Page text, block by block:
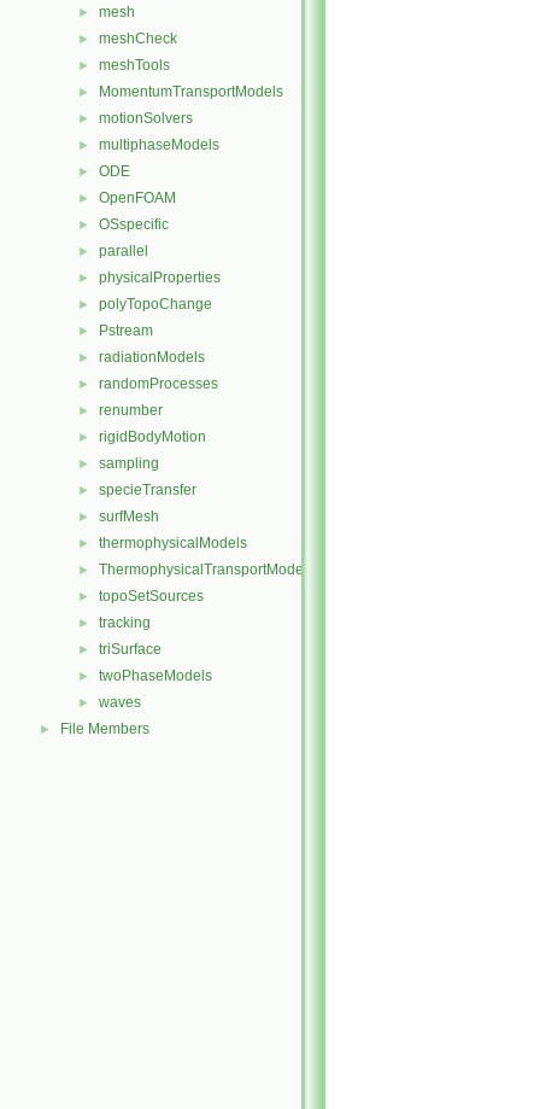
► mesh
► meshCheck
► meshTools
► MomentumTransportModels
► motionSolvers
► multiphaseModels
► ODE
► OpenFOAM
► OSspecific
► parallel
► physicalProperties
► polyTopoChange
► Pstream
► radiationModels
► randomProcesses
► renumber
► rigidBodyMotion
► sampling
► specieTransfer
► surfMesh
► thermophysicalModels
► ThermophysicalTransportModels
► topoSetSources
► tracking
► triSurface
► twoPhaseModels
► waves
► File Members